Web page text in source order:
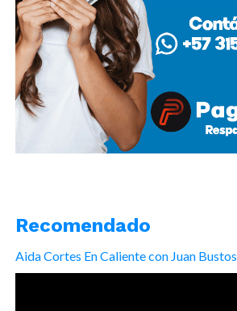
Recomendado
Aida Cortes En Caliente con Juan Bustos